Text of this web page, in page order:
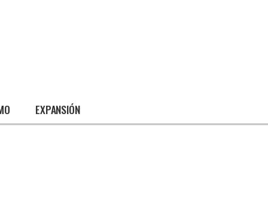
EXPANSIÓN